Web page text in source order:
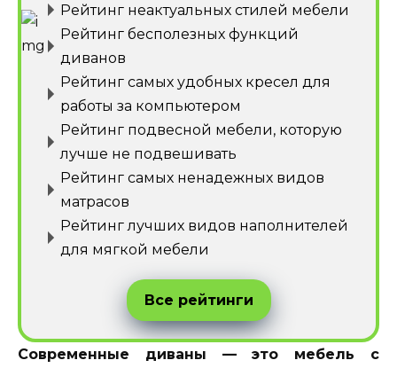
Рейтинг неактуальных стилей мебели
Рейтинг бесполезных функций
диванов
Рейтинг самых удобных кресел для
работы за компьютером
Рейтинг подвесной мебели, которую
лучше не подвешивать
Рейтинг самых ненадежных видов
матрасов
Рейтинг лучших видов наполнителей
для мягкой мебели
Все рейтинги
Современные диваны — это мебель с